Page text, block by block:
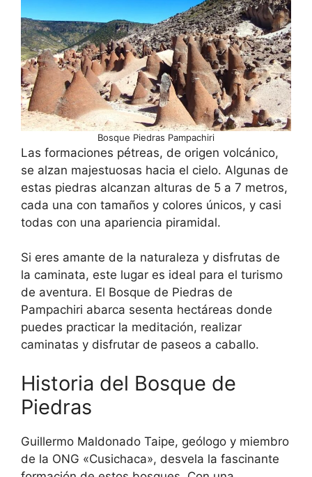
Bosque Piedras Pampachiri
Las formaciones pétreas, de origen volcánico,
se alzan majestuosas hacia el cielo. Algunas de
estas piedras alcanzan alturas de 5 a 7 metros,
cada una con tamaños y colores únicos, y casi
todas con una apariencia piramidal.
Si eres amante de la naturaleza y disfrutas de
la caminata, este lugar es ideal para el turismo
de aventura. El Bosque de Piedras de
Pampachiri abarca sesenta hectáreas donde
puedes practicar la meditación, realizar
caminatas y disfrutar de paseos a caballo.
Historia del Bosque de
Piedras
Guillermo Maldonado Taipe, geólogo y miembro
de la ONG «Cusichaca», desvela la fascinante